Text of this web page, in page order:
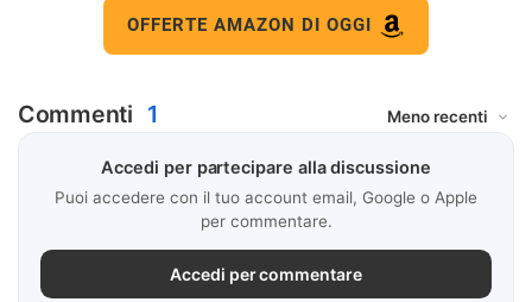
OFFERTE AMAZON DI OGGI
Commenti 1
Accedi per partecipare alla discussione
Puoi accedere con il tuo account email, Google o Apple
per commentare.
Accedi per commentare